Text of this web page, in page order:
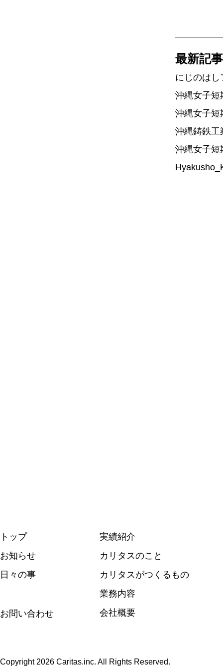
最新記事
にじのはし
沖縄女子
沖縄女子
沖縄鋳鉄
沖縄女子短
トップ
お知らせ
日々の事
お問い合わせ
実績紹介
カリタスのこと
カリタスがつくるもの
業務内容
会社概要
Copyright 2026 Caritas.inc. All Rights Reserved.